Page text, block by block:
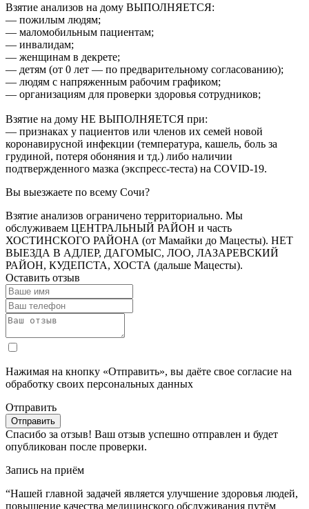
Взятие анализов на дому ВЫПОЛНЯЕТСЯ:
— пожилым людям;
— маломобильным пациентам;
— инвалидам;
— женщинам в декрете;
— детям (от 0 лет — по предварительному согласованию);
— людям с напряженным рабочим графиком;
— организациям для проверки здоровья сотрудников;
Взятие на дому НЕ ВЫПОЛНЯЕТСЯ при:
— признаках у пациентов или членов их семей новой
коронавирусной инфекции (температура, кашель, боль за
грудиной, потеря обоняния и тд.) либо наличии
подтвержденного мазка (экспресс-теста) на COVID-19.
Вы выезжаете по всему Сочи?
Взятие анализов ограничено территориально. Мы
обслуживаем ЦЕНТРАЛЬНЫЙ РАЙОН и часть
ХОСТИНСКОГО РАЙОНА (от Мамайки до Мацесты). НЕТ
ВЫЕЗДА В АДЛЕР, ДАГОМЫС, ЛОО, ЛАЗАРЕВСКИЙ
РАЙОН, КУДЕПСТА, ХОСТА (дальше Мацесты).
Оставить отзыв
Нажимая на кнопку «Отправить», вы даёте свое согласие на
обработку своих персональных данных
Отправить
Спасибо за отзыв! Ваш отзыв успешно отправлен и будет
опубликован после проверки.
Запись на приём
“Нашей главной задачей является улучшение здоровья людей,
повышение качества медицинского обслуживания путём